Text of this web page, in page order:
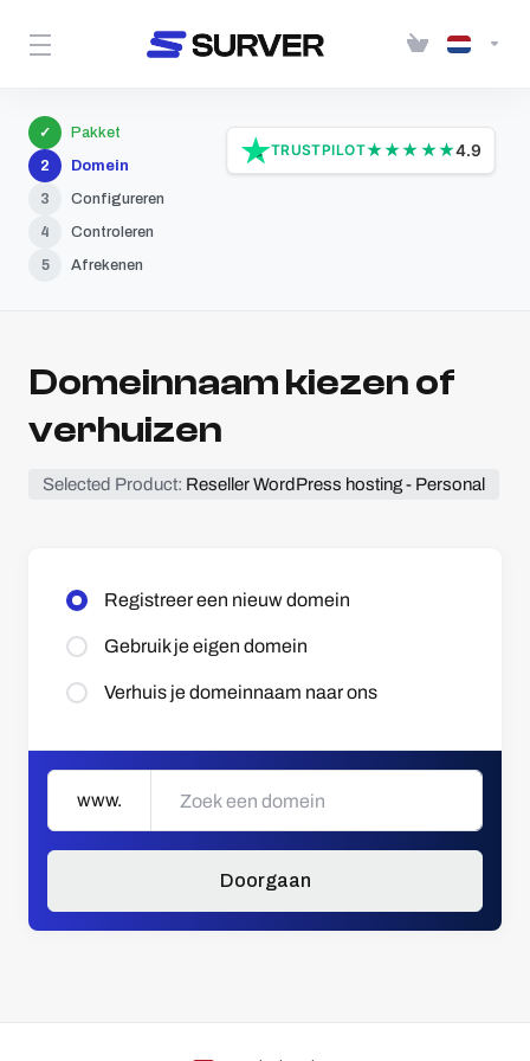
✓ Pakket
2 Domein
3 Configureren
4 Controleren
5 Afrekenen
TRUSTPILOT★★★★★4.9
Domeinnaam kiezen of
verhuizen
Selected Product: Reseller WordPress hosting - Personal
Registreer een nieuw domein
Gebruik je eigen domein
Verhuis je domeinnaam naar ons
www.
Doorgaan